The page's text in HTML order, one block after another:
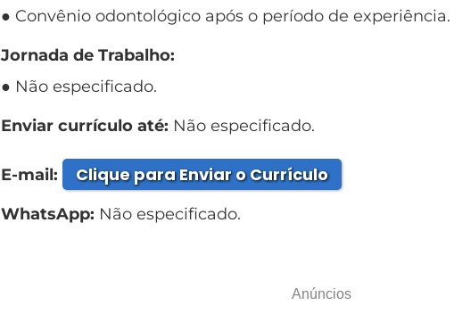
● Convênio odontológico após o período de experiência.
Jornada de Trabalho:
● Não especificado.
Enviar currículo até: Não especificado.
E-mail: Clique para Enviar o Currículo
WhatsApp: Não especificado.
Anúncios